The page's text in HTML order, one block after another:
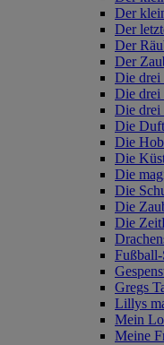
Der
Der
Der
Der
Die drei
Die drei
Die drei
Die
Die
Die
Die
Die
Die
Die
Fußball-
Gregs
Lillys
Mein
Meine